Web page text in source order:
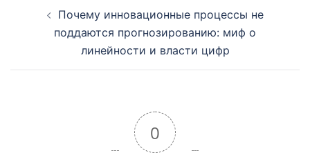
Навигация
Почему инновационные процессы не
поддаются прогнозированию: миф о
линейности и власти цифр
0